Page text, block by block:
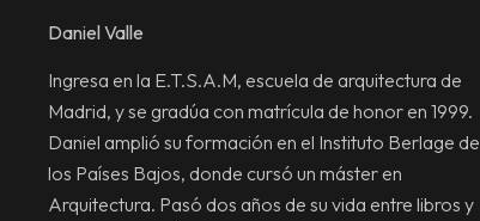
Daniel Valle
Ingresa en la E.T.S.A.M, escuela de arquitectura de
Madrid, y se gradúa con matrícula de honor en 1999.
Daniel amplió su formación en el Instituto Berlage de
los Países Bajos, donde cursó un máster en
Arquitectura. Pasó dos años de su vida entre libros y